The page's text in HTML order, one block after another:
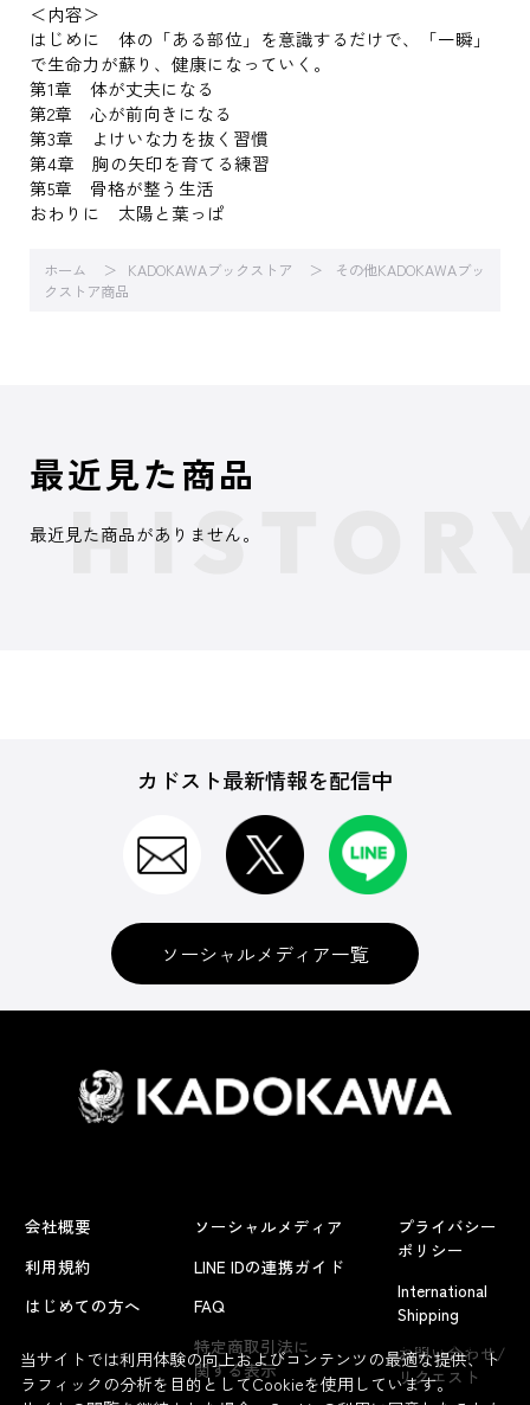
＜内容＞
はじめに 体の「ある部位」を意識するだけで、「一瞬」
で生命力が蘇り、健康になっていく。
第1章 体が丈夫になる
第2章 心が前向きになる
第3章 よけいな力を抜く習慣
第4章 胸の矢印を育てる練習
第5章 骨格が整う生活
おわりに 太陽と葉っぱ
ホーム KADOKAWAブックストア
その他KADOKAWAブッ
クストア商品
よくあるお問い合わせ
最近見た商品
最近見た商品がありません。
カドスト最新情報を配信中
ソーシャルメディア一覧
会社概要
利用規約
はじめての方へ
ソーシャルメディア
LINE IDの連携ガイド
FAQ
特定商取引法に
関する表示
プライバシー
ポリシー
International
Shipping
お問い合わせ/
リクエスト
当サイトでは利用体験の向上およびコンテンツの最適な提供、ト
ラフィックの分析を目的としてCookieを使用しています。